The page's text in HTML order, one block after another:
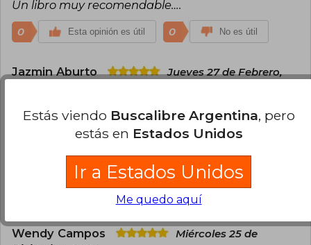
Un libro muy recomendable….
0 Esta opinión es útil 0 No es útil
Jazmin Aburto
Jueves 27 de Febrero,
Llego en el tiempo estimado, un muy buen libro y
de excelente calidad. Las ilustraciones son
lectura fluida.
Esta opinión es útil
Wendy Campos
Miércoles 25 de
Estás viendo Buscalibre Argentina, pero
estás en Estados Unidos
Ir a Estados Unidos
Me quedo aquí